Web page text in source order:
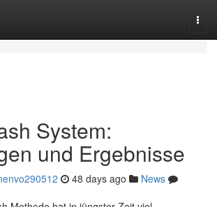
System:
und Ergebnisse
48 days ago
News